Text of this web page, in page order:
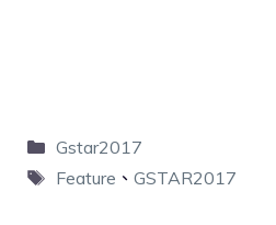
Gstar2017
Feature 、 GSTAR2017